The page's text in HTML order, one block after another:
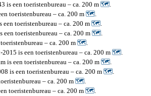
is een toeristenbureau – ca. 200 m 🗺.
toeristenbureau – ca. 200 m 🗺.
een toeristenbureau – ca. 200 m 🗺.
een toeristenbureau – ca. 200 m 🗺.
– ca. 200 m 🗺.
is een toeristenbureau – ca. 200 m 🗺.
is een toeristenbureau – ca. 200 m 🗺.
is een toeristenbureau – ca. 200 m 🗺.
– ca. 200 m 🗺.
toeristenbureau – ca. 200 m 🗺.